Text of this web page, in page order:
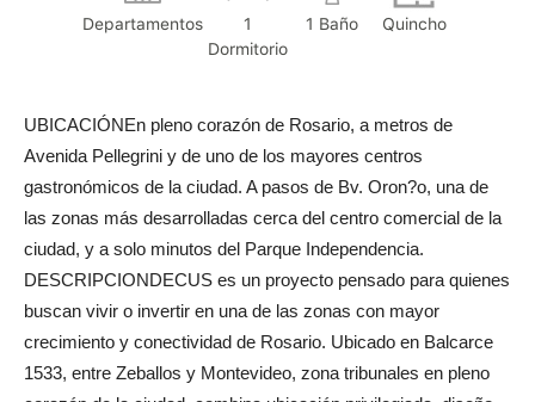
Departamentos
1
Dormitorio
1 Baño Quincho
UBICACIÓNEn pleno corazón de Rosario, a metros de
Avenida Pellegrini y de uno de los mayores centros
gastronómicos de la ciudad. A pasos de Bv. Oron?o, una de
las zonas más desarrolladas cerca del centro comercial de la
ciudad, y a solo minutos del Parque Independencia.
DESCRIPCIONDECUS es un proyecto pensado para quienes
buscan vivir o invertir en una de las zonas con mayor
crecimiento y conectividad de Rosario. Ubicado en Balcarce
1533, entre Zeballos y Montevideo, zona tribunales en pleno